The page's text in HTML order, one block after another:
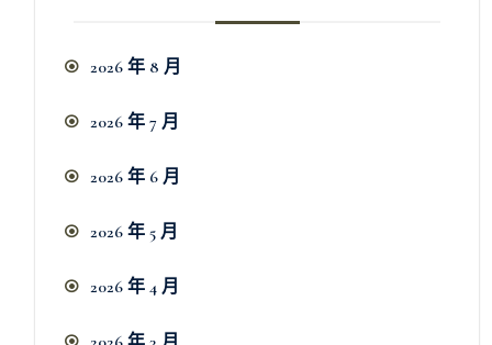
2026 年 8 月
2026 年 7 月
2026 年 6 月
2026 年 5 月
2026 年 4 月